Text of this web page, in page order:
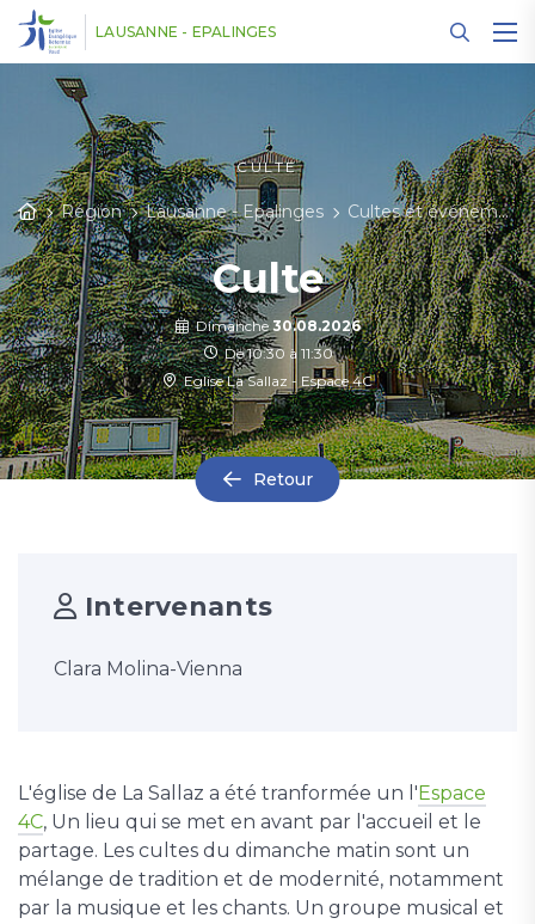
LAUSANNE - EPALINGES
CULTE
Région Lausanne - Epalinges Cultes et événements
Culte
Dimanche30.08.2026
De 10:30 à 11:30
Eglise La Sallaz - Espace 4C
Retour
Intervenants
Clara Molina-Vienna
L'église de La Sallaz a été tranformée un l'Espace
4C, Un lieu qui se met en avant par l'accueil et le
partage. Les cultes du dimanche matin sont un
mélange de tradition et de modernité, notamment
par la musique et les chants. Un groupe musical et
Panneau de gestion des cookies